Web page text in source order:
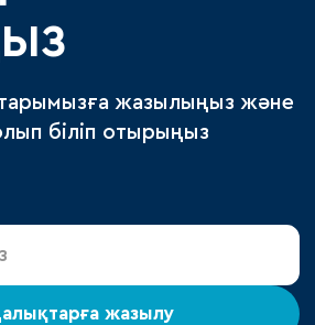
жазылыңыз және
біліп отырыңыз
жазылу